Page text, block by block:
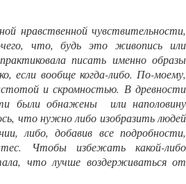
нравственной чувствительности,
что, будь это живопись или
писать именно образы
если вообще когда-либо. По-моему,
и скромностью. В древности
были обнажены или наполовину
что нужно либо изобразить людей
либо, добавив все подробности,
Чтобы избежать какой-либо
что лучше воздерживаться от